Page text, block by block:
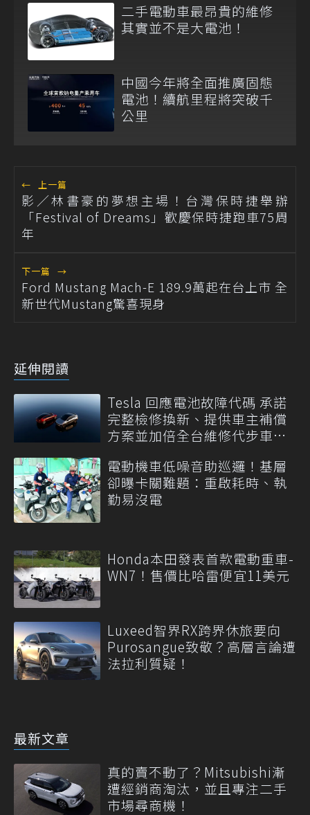
二手電動車最昂貴的維修
其實並不是大電池！
中國今年將全面推廣固態
電池！續航里程將突破千
公里
← 上一篇
影／林書豪的夢想主場！台灣保時捷舉辦
「Festival of Dreams」歡慶保時捷跑車75周
年
下一篇 →
Ford Mustang Mach-E 189.9萬起在台上市 全
新世代Mustang驚喜現身
延伸閱讀
Tesla 回應電池故障代碼 承諾
完整檢修換新、提供車主補償
方案並加倍全台維修代步車數
電動機車低噪音助巡邏！基層
卻曝卡關難題：重啟耗時、執
勤易沒電
Honda本田發表首款電動重車-
WN7！售價比哈雷便宜11美元
Luxeed智界RX跨界休旅要向
Purosangue致敬？高層言論遭
法拉利質疑！
最新文章
真的賣不動了？Mitsubishi漸
遭經銷商淘汰，並且專注二手
市場尋商機！